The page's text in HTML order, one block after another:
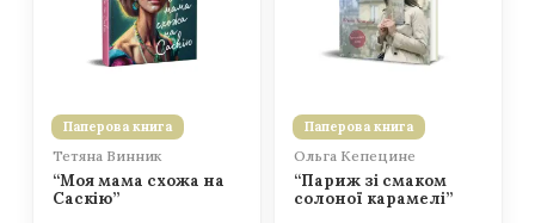
Паперова книга
Тетяна Винник
“Моя мама схожа на
Саскію”
Паперова книга
Ольга Кепецине
“Париж зі смаком
солоної карамелі”